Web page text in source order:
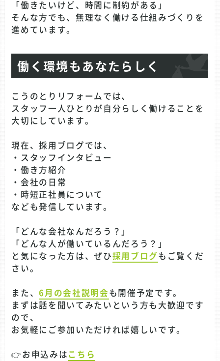
「働きたいけど、時間に制約がある」
そんな方でも、無理なく働ける仕組みづくりを
進めています。
働く環境もあなたらしく
こうのとりリフォームでは、
スタッフ一人ひとりが自分らしく働けることを
大切にしています。
現在、採用ブログでは、
・スタッフインタビュー
・働き方紹介
・会社の日常
・時短正社員について
なども発信しています。
「どんな会社なんだろう？」
「どんな人が働いているんだろう？」
と気になった方は、ぜひ採用ブログもご覧くだ
さい。
また、6月の会社説明会も開催予定です。
まずは話を聞いてみたいという方も大歓迎です
ので、
お気軽にご参加いただければ嬉しいです。
👉お申込みはこちら